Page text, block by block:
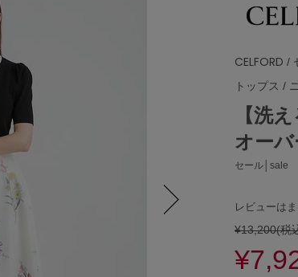
CELFORD /
トップス /
【洗
オーバ
セール│sale
レビューは
¥13,200(税